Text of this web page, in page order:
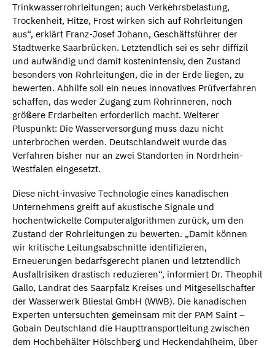
Trinkwasserrohrleitungen; auch Verkehrsbelastung,
Trockenheit, Hitze, Frost wirken sich auf Rohrleitungen
aus“, erklärt Franz-Josef Johann, Geschäftsführer der
Stadtwerke Saarbrücken. Letztendlich sei es sehr diffizil
und aufwändig und damit kostenintensiv, den Zustand
besonders von Rohrleitungen, die in der Erde liegen, zu
bewerten. Abhilfe soll ein neues innovatives Prüfverfahren
schaffen, das weder Zugang zum Rohrinneren, noch
größere Erdarbeiten erforderlich macht. Weiterer
Pluspunkt: Die Wasserversorgung muss dazu nicht
unterbrochen werden. Deutschlandweit wurde das
Verfahren bisher nur an zwei Standorten in Nordrhein-
Westfalen eingesetzt.
Diese nicht-invasive Technologie eines kanadischen
Unternehmens greift auf akustische Signale und
hochentwickelte Computeralgorithmen zurück, um den
Zustand der Rohrleitungen zu bewerten. „Damit können
wir kritische Leitungsabschnitte identifizieren,
Erneuerungen bedarfsgerecht planen und letztendlich
Ausfallrisiken drastisch reduzieren“, informiert Dr. Theophil
Gallo, Landrat des Saarpfalz Kreises und Mitgesellschafter
der Wasserwerk Bliestal GmbH (WWB). Die kanadischen
Experten untersuchten gemeinsam mit der PAM Saint –
Gobain Deutschland die Haupttransportleitung zwischen
dem Hochbehälter Hölschberg und Heckendahlheim, über